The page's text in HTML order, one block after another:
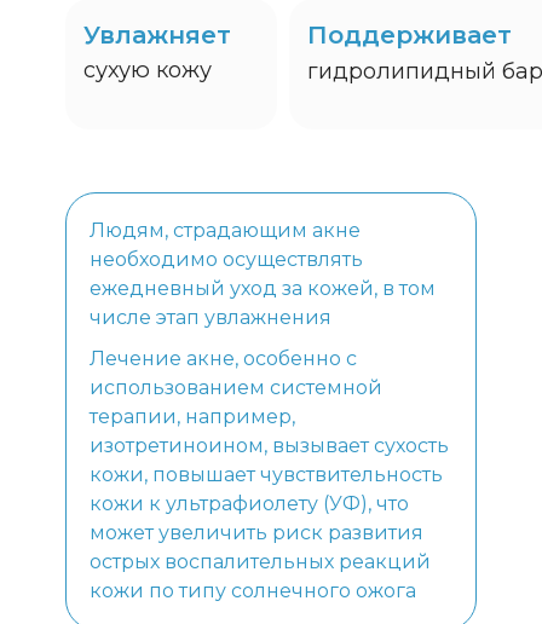
гидролипидный
Поддерживает
Увлажняет
сухую кожу
Лечение акне, особенно с
использованием системной
терапии, например,
изотретиноином, вызывает сухость
кожи, повышает чувствительность
кожи к ультрафиолету (УФ), что
может увеличить риск развития
острых воспалительных реакций
кожи по типу солнечного ожога
Людям, страдающим акне
необходимо осуществлять
ежедневный уход за кожей, в том
числе этап увлажнения